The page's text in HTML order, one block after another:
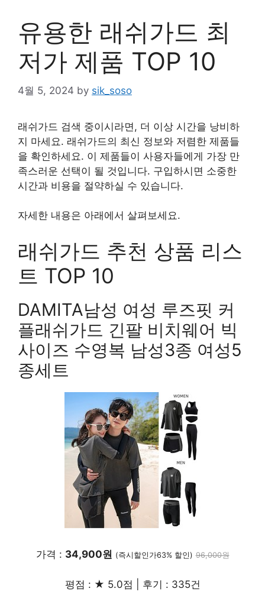
유용한 래쉬가드 최
저가 제품 TOP 10
4월 5, 2024 by sik_soso
래쉬가드 검색 중이시라면, 더 이상 시간을 낭비하
지 마세요. 래쉬가드의 최신 정보와 저렴한 제품들
을 확인하세요. 이 제품들이 사용자들에게 가장 만
족스러운 선택이 될 것입니다. 구입하시면 소중한
시간과 비용을 절약하실 수 있습니다.
자세한 내용은 아래에서 살펴보세요.
래쉬가드 추천 상품 리스
트 TOP 10
DAMITA남성 여성 루즈핏 커
플래쉬가드 긴팔 비치웨어 빅
사이즈 수영복 남성3종 여성5
종세트
가격 : 34,900원 (즉시할인가63% 할인) 96,000원
평점 : ★ 5.0점 | 후기 : 335건